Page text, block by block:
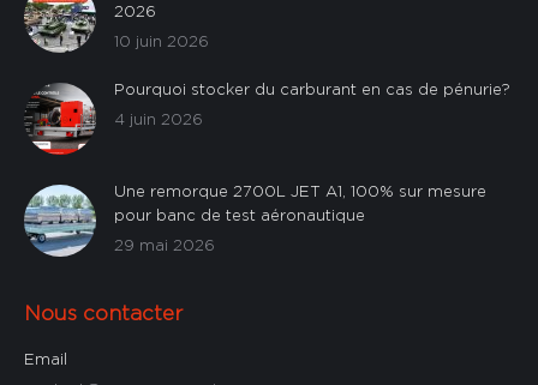
2026
10 juin 2026
Pourquoi stocker du carburant en cas de pénurie?
4 juin 2026
Une remorque 2700L JET A1, 100% sur mesure
pour banc de test aéronautique
29 mai 2026
Nous contacter
Email